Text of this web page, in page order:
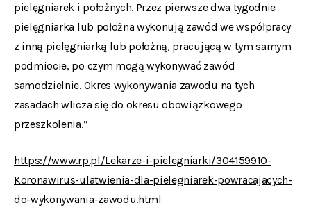
pielęgniarek i położnych. Przez pierwsze dwa tygodnie
pielęgniarka lub położna wykonują zawód we współpracy
z inną pielęgniarką lub położną, pracującą w tym samym
podmiocie, po czym mogą wykonywać zawód
samodzielnie. Okres wykonywania zawodu na tych
zasadach wlicza się do okresu obowiązkowego
przeszkolenia.”
https://www.rp.pl/Lekarze-i-pielegniarki/304159910-
Koronawirus-ulatwienia-dla-pielegniarek-powracajacych-
do-wykonywania-zawodu.html